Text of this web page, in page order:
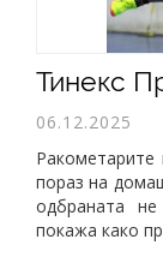
06.12.2025
Ракометарите
пораз на
одбраната
покажа како